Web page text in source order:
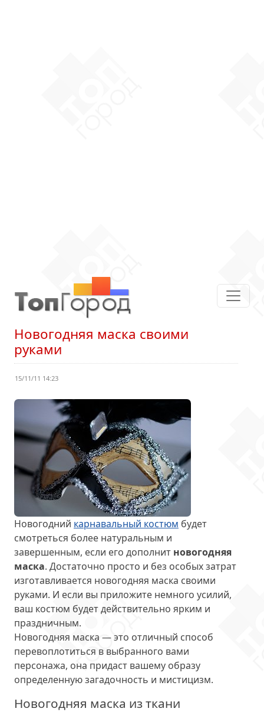
Новогодняя маска своими
руками
15/11/11 14:23
Новогодний карнавальный костюм будет
смотреться более натуральным и
завершенным, если его дополнит новогодняя
маска. Достаточно просто и без особых затрат
изготавливается новогодняя маска своими
руками. И если вы приложите немного усилий,
ваш костюм будет действительно ярким и
праздничным.
Новогодняя маска — это отличный способ
перевоплотиться в выбранного вами
персонажа, она придаст вашему образу
определенную загадочность и мистицизм.
Новогодняя маска из ткани